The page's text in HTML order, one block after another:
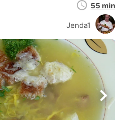
Jenda1
Doba
přípravy
55 min